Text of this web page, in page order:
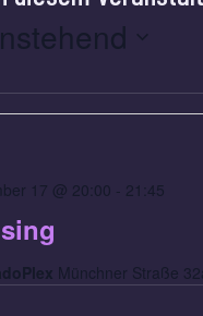
17 @ 20:00 - 21:45
Münchner Straße